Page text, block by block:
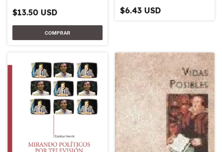
$13.50 USD $6.43 USD